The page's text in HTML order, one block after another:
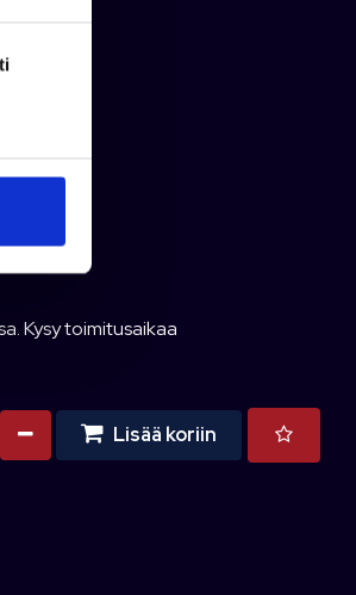
Kysy toimitusaikaa
määrää
Vähennä määrää
Lisää koriin